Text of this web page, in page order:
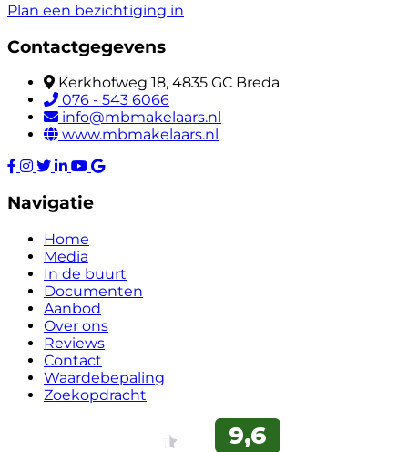
Plan een bezichtiging in
Contactgegevens
Kerkhofweg 18, 4835 GC Breda
076 - 543 6066
info@mbmakelaars.nl
www.mbmakelaars.nl
Navigatie
Home
Media
In de buurt
Documenten
Aanbod
Over ons
Reviews
Contact
Waardebepaling
Zoekopdracht